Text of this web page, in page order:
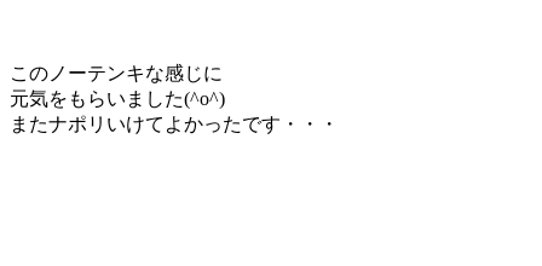
このノーテンキな感じに
元気をもらいました(^o^)
またナポリいけてよかったです・・・